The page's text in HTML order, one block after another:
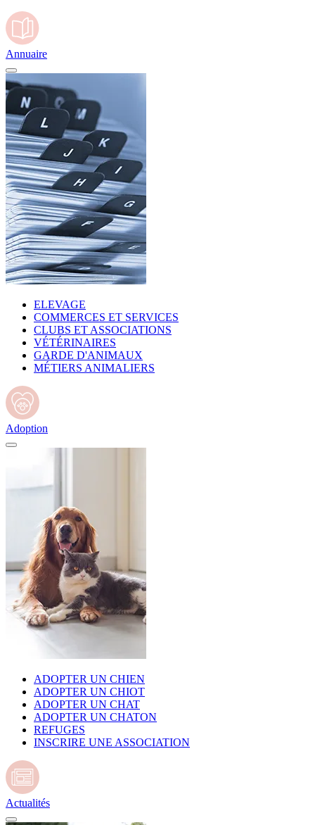
Annuaire
ELEVAGE
COMMERCES ET SERVICES
CLUBS ET ASSOCIATIONS
VÉTÉRINAIRES
GARDE D'ANIMAUX
MÉTIERS ANIMALIERS
Adoption
ADOPTER UN CHIEN
ADOPTER UN CHIOT
ADOPTER UN CHAT
ADOPTER UN CHATON
REFUGES
INSCRIRE UNE ASSOCIATION
Actualités